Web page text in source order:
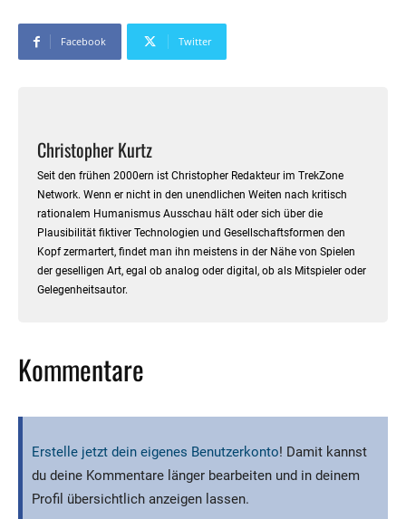
Facebook Twitter
Christopher Kurtz
Seit den frühen 2000ern ist Christopher Redakteur im TrekZone
Network. Wenn er nicht in den unendlichen Weiten nach kritisch
rationalem Humanismus Ausschau hält oder sich über die
Plausibilität fiktiver Technologien und Gesellschaftsformen den
Kopf zermartert, findet man ihn meistens in der Nähe von Spielen
der geselligen Art, egal ob analog oder digital, ob als Mitspieler oder
Gelegenheitsautor.
Kommentare
Erstelle jetzt dein eigenes Benutzerkonto! Damit kannst
du deine Kommentare länger bearbeiten und in deinem
Profil übersichtlich anzeigen lassen.